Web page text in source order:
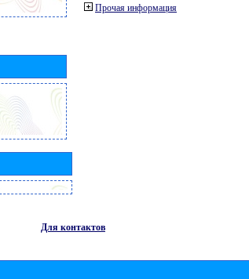
Прочая информация
Для контактов